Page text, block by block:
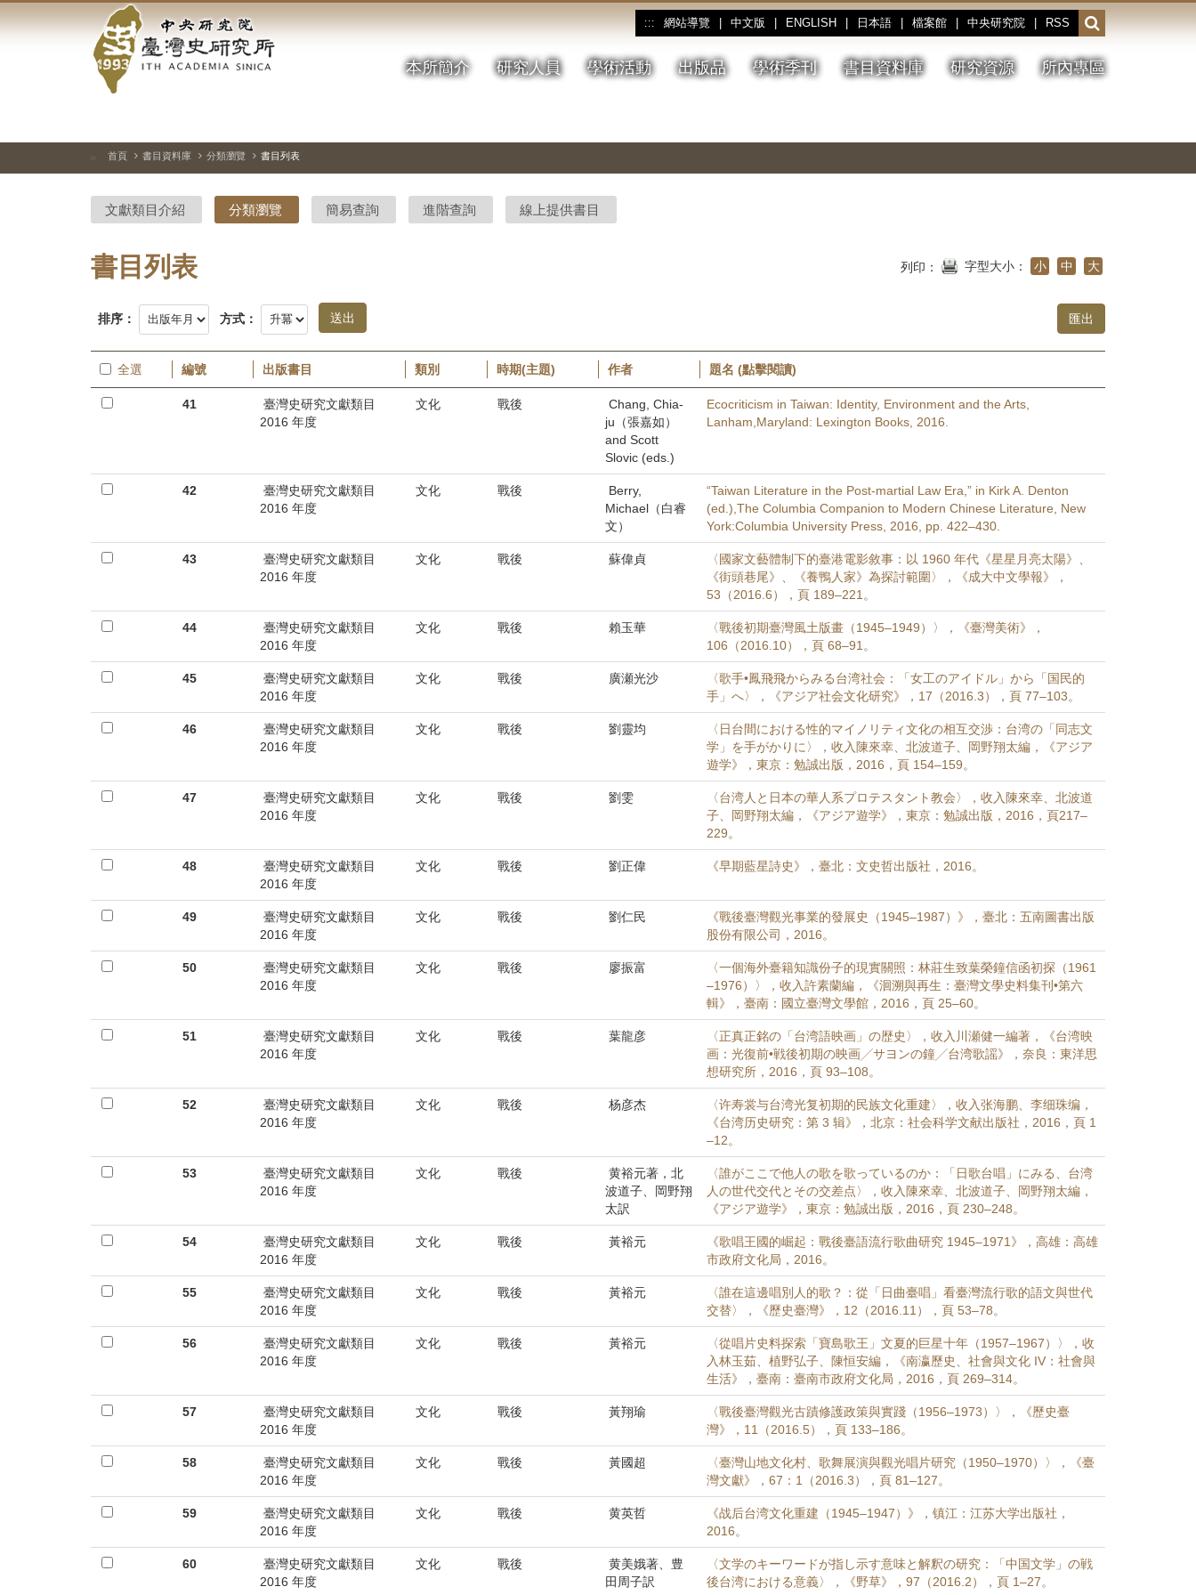
到
中
央
研
院-
臺
灣
史
究
所-
首
::: 網站導覽 中文版 ENGLISH 日本語 檔案館 中央研究院 RSS
開
啟
或
收
本所簡介 研究人員 學術活動 出版品 學術季刊 書目資料庫 研究資源 所內專區
停、
圖
圖
結
::: 首頁 書目資料庫 分類瀏覽 書目列表
文獻類目介紹 分類瀏覽 簡易查詢 進階查詢 線上提供書目
書目列表 列印： 字型大小： 小 中 大
排序： 方式：
全選 編號 出版書目 類別 時期(主題) 作者 題名 (點擊閱讀)
41
臺灣史研究文獻類目
2016 年度
文化 戰後
Chang, Chia-
ju（張嘉如）
and Scott
Slovic (eds.)
Ecocriticism in Taiwan: Identity, Environment and the Arts,
Lanham,Maryland: Lexington Books, 2016.
42
臺灣史研究文獻類目
2016 年度
文化 戰後
Berry,
Michael（白睿
文）
“Taiwan Literature in the Post-martial Law Era,” in Kirk A. Denton
(ed.),The Columbia Companion to Modern Chinese Literature, New
York:Columbia University Press, 2016, pp. 422–430.
43
臺灣史研究文獻類目
2016 年度
文化 戰後 蘇偉貞
〈國家文藝體制下的臺港電影敘事：以 1960 年代《星星月亮太陽》、
《街頭巷尾》、《養鴨人家》為探討範圍〉，《成大中文學報》，
53（2016.6），頁 189–221。
44
臺灣史研究文獻類目
2016 年度
文化 戰後 賴玉華
〈戰後初期臺灣風土版畫（1945–1949）〉，《臺灣美術》，
106（2016.10），頁 68–91。
45
臺灣史研究文獻類目
2016 年度
文化 戰後 廣瀬光沙
〈歌手•鳳飛飛からみる台湾社会：「女工のアイドル」から「国民的
手」へ〉，《アジア社会文化研究》，17（2016.3），頁 77–103。
46
臺灣史研究文獻類目
2016 年度
文化 戰後 劉靈均
〈日台間における性的マイノリティ文化の相互交渉：台湾の「同志文
学」を手がかりに〉，收入陳來幸、北波道子、岡野翔太編，《アジア
遊学》，東京：勉誠出版，2016，頁 154–159。
47
臺灣史研究文獻類目
2016 年度
文化 戰後 劉雯
〈台湾人と日本の華人系プロテスタント教会〉，收入陳來幸、北波道
子、岡野翔太編，《アジア遊学》，東京：勉誠出版，2016，頁217–
229。
48
臺灣史研究文獻類目
2016 年度
文化 戰後 劉正偉 《早期藍星詩史》，臺北：文史哲出版社，2016。
49
臺灣史研究文獻類目
2016 年度
文化 戰後 劉仁民
《戰後臺灣觀光事業的發展史（1945–1987）》，臺北：五南圖書出版
股份有限公司，2016。
50
臺灣史研究文獻類目
2016 年度
文化 戰後 廖振富
〈一個海外臺籍知識份子的現實關照：林莊生致葉榮鐘信函初探（1961
–1976）〉，收入許素蘭編，《洄溯與再生：臺灣文學史料集刊•第六
輯》，臺南：國立臺灣文學館，2016，頁 25–60。
51
臺灣史研究文獻類目
2016 年度
文化 戰後 葉龍彦
〈正真正銘の「台湾語映画」の歴史〉，收入川瀬健一編著，《台湾映
画：光復前•戦後初期の映画╱サヨンの鐘╱台湾歌謡》，奈良：東洋思
想研究所，2016，頁 93–108。
52
臺灣史研究文獻類目
2016 年度
文化 戰後 杨彦杰
〈许寿裳与台湾光复初期的民族文化重建〉，收入张海鹏、李细珠编，
《台湾历史研究：第 3 辑》，北京：社会科学文献出版社，2016，頁 1
–12。
53
臺灣史研究文獻類目
2016 年度
文化 戰後
黄裕元著，北
波道子、岡野翔
太訳
〈誰がここで他人の歌を歌っているのか：「日歌台唱」にみる、台湾
人の世代交代とその交差点〉，收入陳來幸、北波道子、岡野翔太編，
《アジア遊学》，東京：勉誠出版，2016，頁 230–248。
54
臺灣史研究文獻類目
2016 年度
文化 戰後 黃裕元
《歌唱王國的崛起：戰後臺語流行歌曲研究 1945–1971》，高雄：高雄
市政府文化局，2016。
55
臺灣史研究文獻類目
2016 年度
文化 戰後 黃裕元
〈誰在這邊唱別人的歌？：從「日曲臺唱」看臺灣流行歌的語文與世代
交替〉，《歷史臺灣》，12（2016.11），頁 53–78。
56
臺灣史研究文獻類目
2016 年度
文化 戰後 黃裕元
〈從唱片史料探索「寶島歌王」文夏的巨星十年（1957–1967）〉，收
入林玉茹、植野弘子、陳恒安編，《南瀛歷史、社會與文化 IV：社會與
生活》，臺南：臺南市政府文化局，2016，頁 269–314。
57
臺灣史研究文獻類目
2016 年度
文化 戰後 黃翔瑜
〈戰後臺灣觀光古蹟修護政策與實踐（1956–1973）〉，《歷史臺
灣》，11（2016.5），頁 133–186。
58
臺灣史研究文獻類目
2016 年度
文化 戰後 黃國超
〈臺灣山地文化村、歌舞展演與觀光唱片研究（1950–1970）〉，《臺
灣文獻》，67：1（2016.3），頁 81–127。
59
臺灣史研究文獻類目
2016 年度
文化 戰後 黄英哲
《战后台湾文化重建（1945–1947）》，镇江：江苏大学出版社，
2016。
60
臺灣史研究文獻類目
2016 年度
文化 戰後
黄美娥著、豊
田周子訳
〈文学のキーワードが指し示す意味と解釈の研究：「中国文学」の戦
後台湾における意義〉，《野草》，97（2016.2），頁 1–27。